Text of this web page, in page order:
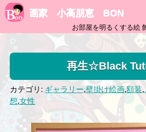
画家 小高朋恵 BON
お部屋を明るくする絵
再生☆Black
カテゴリ: ギャラリー,壁掛け絵画,額装,
想,女性